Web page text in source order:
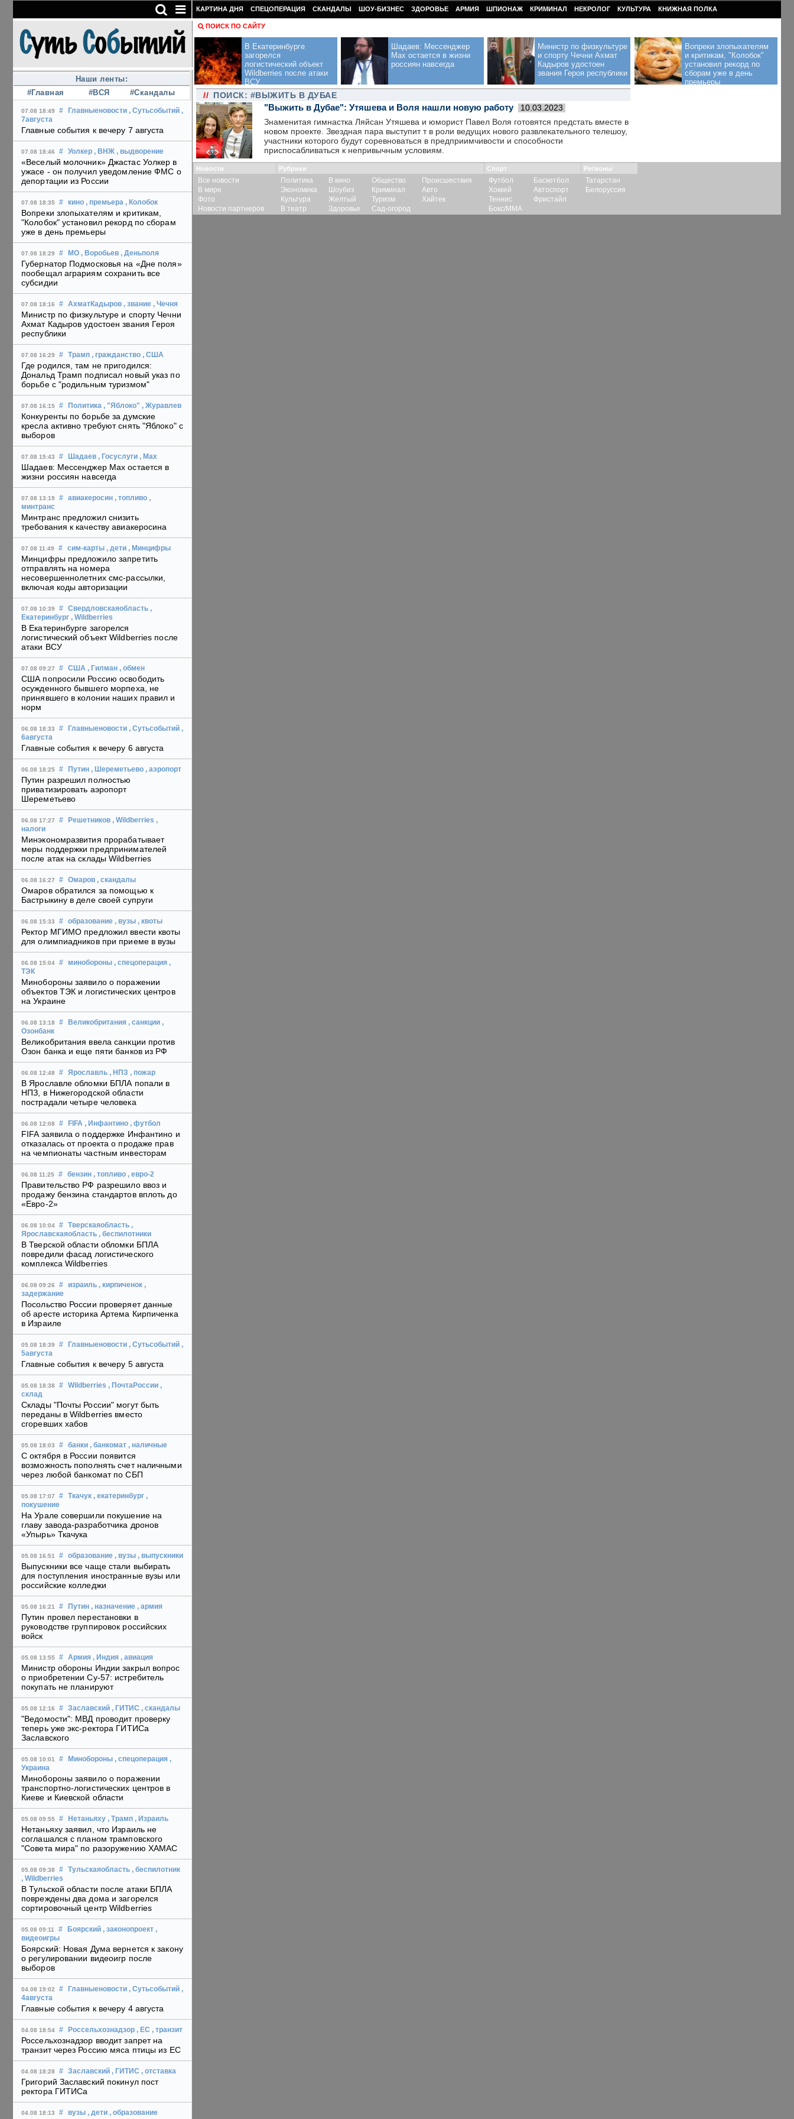
Наши ленты:
#Главная
#ВСЯ #Скандалы
07.08 18:49 # Главныеновости , Сутьсобытий ,
7августа
Главные события к вечеру 7 августа
07.08 18:46 # Уолкер , ВНЖ , выдворение
«Веселый молочник» Джастас Уолкер в
ужасе - он получил уведомление ФМС о
депортации из России
07.08 18:35 # кино , премьера , Колобок
Вопреки злопыхателям и критикам,
"Колобок" установил рекорд по сборам
уже в день премьеры
07.08 18:29 # МО , Воробьев , Деньполя
Губернатор Подмосковья на «Дне поля»
пообещал аграриям сохранить все
субсидии
07.08 18:16 # АхматКадыров , звание , Чечня
Министр по физкультуре и спорту Чечни
Ахмат Кадыров удостоен звания Героя
республики
07.08 16:29 # Трамп , гражданство , США
Где родился, там не пригодился:
Дональд Трамп подписал новый указ по
борьбе с "родильным туризмом"
07.08 16:15 # Политика , "Яблоко" , Журавлев
Конкуренты по борьбе за думские
кресла активно требуют снять "Яблоко" с
выборов
07.08 15:43 # Шадаев , Госуслуги , Max
Шадаев: Мессенджер Max остается в
жизни россиян навсегда
07.08 13:19 # авиакеросин , топливо ,
минтранс
Минтранс предложил снизить
требования к качеству авиакеросина
07.08 11:49 # сим-карты , дети , Минцифры
Минцифры предложило запретить
отправлять на номера
несовершеннолетних смс-рассылки,
включая коды авторизации
07.08 10:39 # Свердловскаяобласть ,
Екатеринбург , Wildberries
В Екатеринбурге загорелся
логистический объект Wildberries после
атаки ВСУ
07.08 09:27 # США , Гилман , обмен
США попросили Россию освободить
осужденного бывшего морпеха, не
принявшего в колонии наших правил и
норм
06.08 18:33 # Главныеновости , Сутьсобытий ,
6августа
Главные события к вечеру 6 августа
06.08 18:25 # Путин , Шереметьево , аэропорт
Путин разрешил полностью
приватизировать аэропорт
Шереметьево
06.08 17:27 # Решетников , Wildberries ,
налоги
Минэкономразвития прорабатывает
меры поддержки предпринимателей
после атак на склады Wildberries
06.08 16:27 # Омаров , скандалы
Омаров обратился за помощью к
Бастрыкину в деле своей супруги
06.08 15:33 # образование , вузы , квоты
Ректор МГИМО предложил ввести квоты
для олимпиадников при приеме в вузы
06.08 15:04 # минобороны , спецоперация ,
ТЭК
Минобороны заявило о поражении
объектов ТЭК и логистических центров
на Украине
06.08 13:18 # Великобритания , санкции ,
Озонбанк
Великобритания ввела санкции против
Озон банка и еще пяти банков из РФ
06.08 12:48 # Ярославль , НПЗ , пожар
В Ярославле обломки БПЛА попали в
НПЗ, в Нижегородской области
пострадали четыре человека
06.08 12:08 # FIFA , Инфантино , футбол
FIFA заявила о поддержке Инфантино и
отказалась от проекта о продаже прав
на чемпионаты частным инвесторам
06.08 11:25 # бензин , топливо , евро-2
Правительство РФ разрешило ввоз и
продажу бензина стандартов вплоть до
«Евро-2»
06.08 10:04 # Тверскаяобласть ,
Ярославскаяобласть , беспилотники
В Тверской области обломки БПЛА
повредили фасад логистического
комплекса Wildberries
06.08 09:26 # израиль , кирпиченок ,
задержание
Посольство России проверяет данные
об аресте историка Артема Кирпиченка
в Израиле
05.08 18:39 # Главныеновости , Сутьсобытий ,
5августа
Главные события к вечеру 5 августа
05.08 18:38 # Wildberries , ПочтаРоссии ,
склад
Склады "Почты России" могут быть
переданы в Wildberries вместо
сгоревших хабов
05.08 18:03 # банки , банкомат , наличные
С октября в России появится
возможность пополнять счет наличными
через любой банкомат по СБП
05.08 17:07 # Ткачук , екатеринбург ,
покушение
На Урале совершили покушение на
главу завода-разработчика дронов
«Упырь» Ткачука
05.08 16:51 # образование , вузы , выпускники
Выпускники все чаще стали выбирать
для поступления иностранные вузы или
российские колледжи
05.08 16:21 # Путин , назначение , армия
Путин провел перестановки в
руководстве группировок российских
войск
05.08 13:55 # Армия , Индия , авиация
Министр обороны Индии закрыл вопрос
о приобретении Су-57: истребитель
покупать не планируют
05.08 12:16 # Заславский , ГИТИС , скандалы
"Ведомости": МВД проводит проверку
теперь уже экс-ректора ГИТИСа
Заславского
05.08 10:01 # Минобороны , спецоперация ,
Украина
Минобороны заявило о поражении
транспортно-логистических центров в
Киеве и Киевской области
05.08 09:55 # Нетаньяху , Трамп , Израиль
Нетаньяху заявил, что Израиль не
соглашался с планом трамповского
"Совета мира" по разоружению ХАМАС
05.08 09:38 # Тульскаяобласть , беспилотник
, Wildberries
В Тульской области после атаки БПЛА
повреждены два дома и загорелся
сортировочный центр Wildberries
05.08 09:11 # Боярский , законопроект ,
видеоигры
Боярский: Новая Дума вернется к закону
о регулировании видеоигр после
выборов
04.08 19:02 # Главныеновости , Сутьсобытий ,
4августа
Главные события к вечеру 4 августа
04.08 18:54 # Россельхознадзор , ЕС , транзит
Россельхознадзор вводит запрет на
транзит через Россию мяса птицы из ЕС
04.08 18:28 # Заславский , ГИТИС , отставка
Григорий Заславский покинул пост
ректора ГИТИСа
04.08 18:13 # вузы , дети , образование
КАРТИНА ДНЯ СПЕЦОПЕРАЦИЯ СКАНДАЛЫ ШОУ-БИЗНЕС ЗДОРОВЬЕ АРМИЯ ШПИОНАЖ КРИМИНАЛ НЕКРОЛОГ КУЛЬТУРА КНИЖНАЯ ПОЛКА
ПОИСК ПО САЙТУ
В Екатеринбурге
загорелся
логистический объект
Wildberries после атаки
ВСУ
Шадаев: Мессенджер
Max остается в жизни
россиян навсегда
Министр по физкультуре
и спорту Чечни Ахмат
Кадыров удостоен
звания Героя республики
Вопреки злопыхателям
и критикам, "Колобок"
установил рекорд по
сборам уже в день
премьеры
// ПОИСК: #ВЫЖИТЬ В ДУБАЕ
"Выжить в Дубае": Утяшева и Воля нашли новую работу 10.03.2023
Знаменитая гимнастка Ляйсан Утяшева и юморист Павел Воля готовятся предстать вместе в
новом проекте. Звездная пара выступит т в роли ведущих нового развлекательного телешоу,
участники которого будут соревноваться в предприимчивости и способности
приспосабливаться к непривычным условиям.
Новости
Все новости
В мире
Фото
Новости партнеров
Рубрики
Политика
Экономика
Культура
В театр
В кино
Шоубиз
Желтый
Здоровье
Общество
Криминал
Туризм
Сад-огород
Происшествия
Авто
Хайтек
Спорт
Футбол
Хоккей
Теннис
Бокс/ММА
Баскетбол
Автоспорт
Фристайл
Регионы
Татарстан
Белоруссия